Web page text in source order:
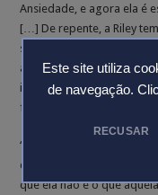
Este site utiliza
de navegação.
RECUSAR
Ansiedade, e agora ela é
[…] De repente, a Riley
se você já viveu isso, você
acontecendo ali. Ela tem
interior dela está
fora da essência de quem
“No final, fica claro que a
dizendo, e aquele monte
que ela não é o que